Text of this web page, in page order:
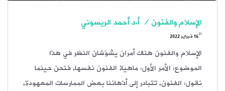
الإسلام والفنون / أ.د أحمد الريسوني
16th فبراير 2022
الإسلام والفنون هناك أمران يشوّشان النظر في هذا
الموضوع: الأمر الأول: ماهية الفنون نفسها، فنحن حينما
نقول: الفنون، تتبادر إلى أذهاننا بعض الممارسات المعهودة،